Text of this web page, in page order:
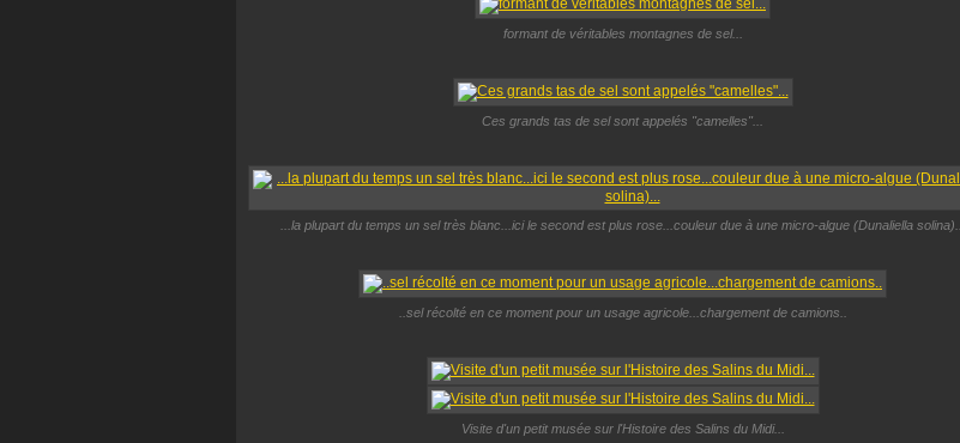
formant de véritables montagnes de sel...
Ces grands tas de sel sont appelés "camelles"...
...la plupart du temps un sel très blanc...ici le second est plus rose...couleur due à une micro-algue (Dunaliella solina)...
..sel récolté en ce moment pour un usage agricole...chargement de camions..
Visite d'un petit musée sur l'Histoire des Salins du Midi...